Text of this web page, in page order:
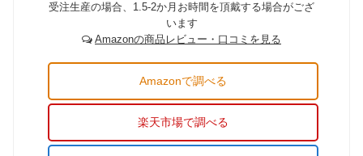
受注生産の場合、1.5-2か月お時間を頂戴する場合がござ
います
Amazonの商品レビュー・口コミを見る
Amazonで調べる
楽天市場で調べる